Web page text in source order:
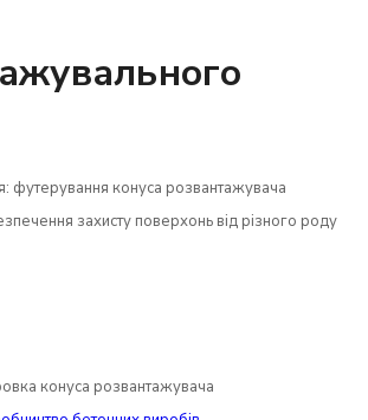
футерування конуса розвантажувача
захисту поверхонь від різного роду
конуса розвантажувача